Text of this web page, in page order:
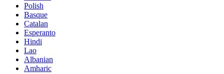
Polish
Basque
Catalan
Esperanto
Hindi
Lao
Albanian
Amharic